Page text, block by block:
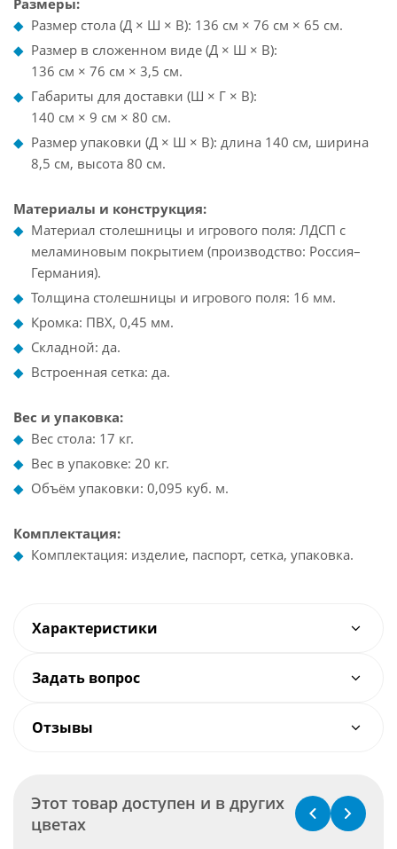
Размеры:
Размер стола (Д × Ш × В): 136 см × 76 см × 65 см.
Размер в сложенном виде (Д × Ш × В):
136 см × 76 см × 3,5 см.
Габариты для доставки (Ш × Г × В):
140 см × 9 см × 80 см.
Размер упаковки (Д × Ш × В): длина 140 см, ширина
8,5 см, высота 80 см.
Материалы и конструкция:
Материал столешницы и игрового поля: ЛДСП с
меламиновым покрытием (производство: Россия–
Германия).
Толщина столешницы и игрового поля: 16 мм.
Кромка: ПВХ, 0,45 мм.
Складной: да.
Встроенная сетка: да.
Вес и упаковка:
Вес стола: 17 кг.
Вес в упаковке: 20 кг.
Объём упаковки: 0,095 куб. м.
Комплектация:
Комплектация: изделие, паспорт, сетка, упаковка.
Характеристики
Задать вопрос
Отзывы
Этот товар доступен и в других
цветах